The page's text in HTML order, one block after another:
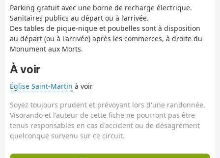
Parking gratuit avec une borne de recharge électrique.
Sanitaires publics au départ ou à l’arrivée.
Des tables de pique-nique et poubelles sont à disposition
au départ (ou à l'arrivée) après les commerces, à droite du
Monument aux Morts.
À voir
Église Saint-Martin à voir
Soyez toujours prudent et prévoyant lors d'une randonnée.
Visorando et l'auteur de cette fiche ne pourront pas être
tenus responsables en cas d'accident ou de désagrément
quelconque survenu sur ce circuit.